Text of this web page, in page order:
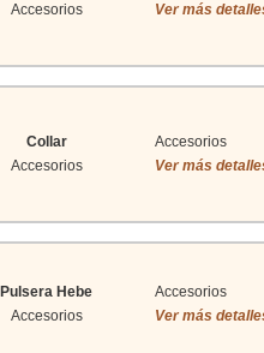
Accesorios
Ver más
Collar
Accesorios
Accesorios
Ver más
Pulsera Hebe
Accesorios
Accesorios
Ver más